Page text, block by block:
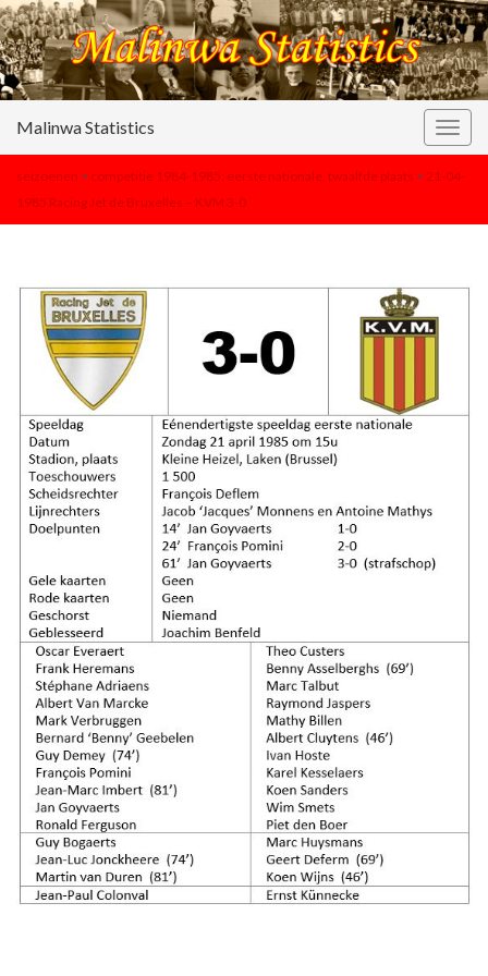
Malinwa Statistics
seizoenen > competitie 1984-1985: eerste nationale, twaalfde plaats > 21-04-
1985 Racing Jet de Bruxelles – KVM 3-0